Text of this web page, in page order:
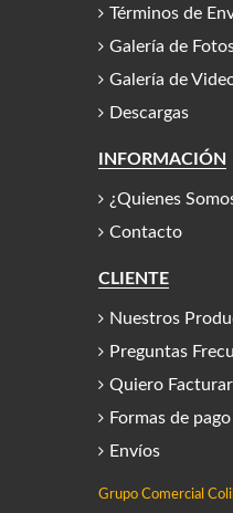
Términos de
Galería de
Galería de
Descargas
INFORMACIÓN
¿Quienes
Contacto
CLIENTE
Nuestros
Preguntas
Quiero Facturar
Formas de pago
Envíos
Grupo Comercial